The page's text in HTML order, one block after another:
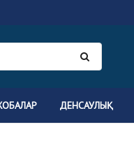
ДЕНСАУЛЫҚ